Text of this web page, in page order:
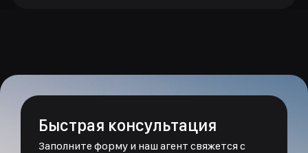
Быстрая консультация
Заполните форму и наш агент свяжется с